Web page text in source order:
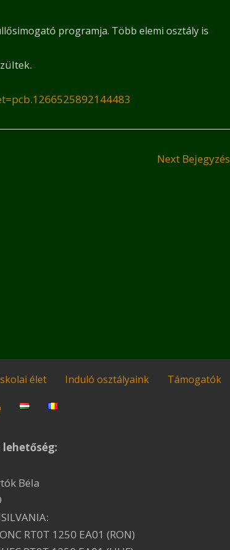
programja. Több elemi osztály is
Next Bejegyzés
élet Induló osztályaink Támogatók
Béla
RT0T 1250 EA01 (RON)